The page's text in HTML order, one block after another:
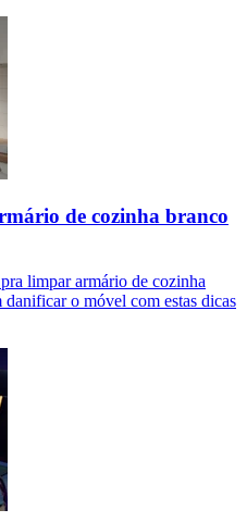
de cozinha branco
limpar armário de cozinha
o móvel com estas dicas